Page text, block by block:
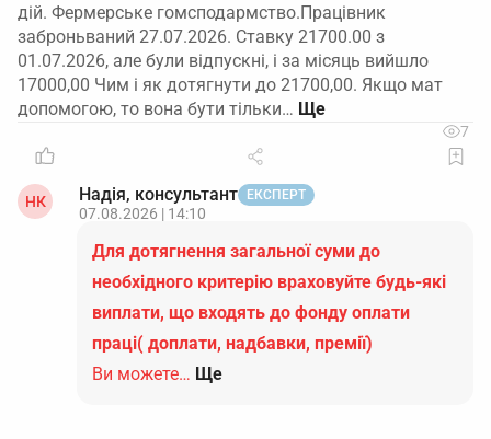
дій. Фермерське гомсподармство.Працівник
заброньваний 27.07.2026. Ставку 21700.00 з
01.07.2026, але були відпускні, і за місяць вийшло
17000,00 Чим і як дотягнути до 21700,00. Якщо мат
допомогою, то вона бути тільки…
7
НК Надія, консультант ЕКСПЕРТ
07.08.2026 | 14:10
Для дотягнення загальної суми до
необхідного критерію враховуйте будь-які
виплати, що входять до фонду оплати
праці( доплати, надбавки, премії)
Ви можете… Ще